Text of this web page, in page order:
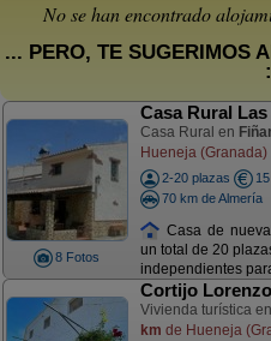
No se han encontrado
... PERO, TE SUGERIMOS
:
8 Fotos
Casa Rural
Casa Rural en
Hueneja (Granada)
2-20 plazas
70 km de Almería
Casa de
un total de 20
independientes
Cortijo Lorenzo
Vivienda turística en
km de Hueneja